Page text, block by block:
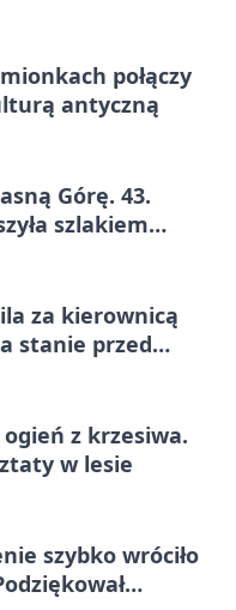
połączy
antyczną
Górę. 43.
szlakiem
za kierownicą
stanie przed
z krzesiwa.
w lesie
szybko wróciło